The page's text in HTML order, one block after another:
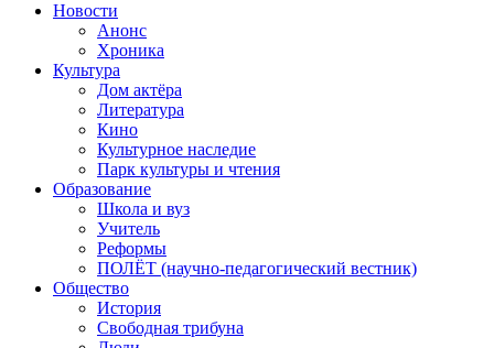
Новости
Анонс
Хроника
Культура
Дом актёра
Литература
Кино
Культурное наследие
Парк культуры и чтения
Образование
Школа и вуз
Учитель
Реформы
ПОЛЁТ (научно-педагогический вестник)
Общество
История
Свободная трибуна